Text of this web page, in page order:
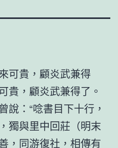
可貴，顧炎武兼得
貴，顧炎武兼得了。
說：“唸書目下十行，
獨與里中回莊（明末
，同游復社，相傳有